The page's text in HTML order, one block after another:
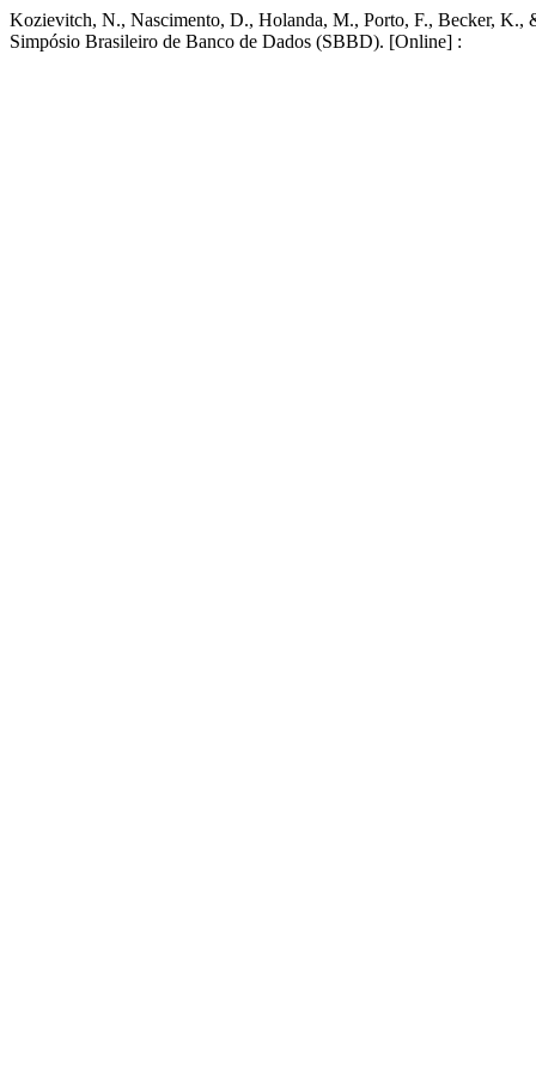
Kozievitch, N., Nascimento, D., Holanda, M., Porto, F., Becker, K.,
Simpósio Brasileiro de Banco de Dados (SBBD). [Online] :